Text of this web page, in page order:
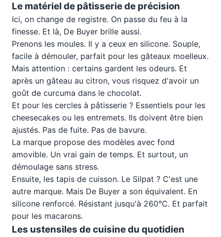
Le matériel de pâtisserie de précision
Ici, on change de registre. On passe du feu à la
finesse. Et là, De Buyer brille aussi.
Prenons les moules. Il y a ceux en silicone. Souple,
facile à démouler, parfait pour les gâteaux moelleux.
Mais attention : certains gardent les odeurs. Et
après un gâteau au citron, vous risquez d'avoir un
goût de curcuma dans le chocolat.
Et pour les cercles à pâtisserie ? Essentiels pour les
cheesecakes ou les entremets. Ils doivent être bien
ajustés. Pas de fuite. Pas de bavure.
La marque propose des modèles avec fond
amovible. Un vrai gain de temps. Et surtout, un
démoulage sans stress.
Ensuite, les tapis de cuisson. Le Silpat ? C'est une
autre marque. Mais De Buyer a son équivalent. En
silicone renforcé. Résistant jusqu'à 260°C. Et parfait
pour les macarons.
Les ustensiles de cuisine du quotidien